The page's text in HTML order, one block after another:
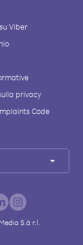
Viber
privacy
Code
S.à r.l.